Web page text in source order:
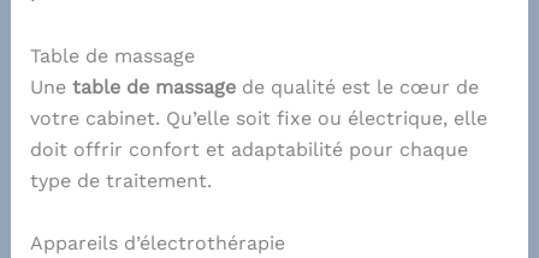
Table de massage
Une table de massagede qualité est le cœur de
votre cabinet. Qu’elle soit fixe ou électrique, elle
doit offrir confort et adaptabilité pour chaque
type de traitement.
Appareils d’électrothérapie